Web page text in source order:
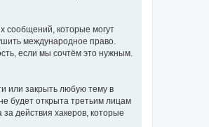
сообщений, которые могут
международное право.
если мы сочтём это нужным.
или закрыть любую тему в
будет открыта третьим лицам
действия хакеров, которые